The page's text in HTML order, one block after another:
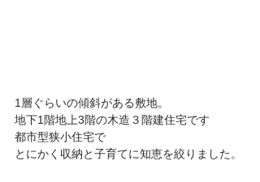
1層ぐらいの傾斜がある敷地。
地下1階地上3階の木造３階建住宅です
都市型狭小住宅で
とにかく収納と子育てに知恵を絞りました。